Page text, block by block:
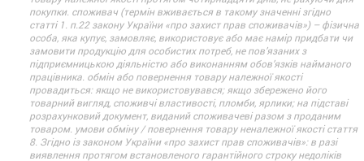
покупки. споживач (термін вживається в такому значенні згідно
статті 1. п.22 закону України «про захист прав споживачів») – фізична
особа, яка купує, замовляє, використовує або має намір придбати чи
замовити продукцію для особистих потреб, не пов’язаних з
підприємницькою діяльністю або виконанням обов’язків найманого
працівника. обмін або повернення товару належної якості
провадиться: якщо не використовувався; якщо збережено його
товарний вигляд, споживчі властивості, пломби, ярлики; на підставі
розрахунковий документ, виданий споживачеві разом з проданим
товаром. умови обміну / повернення товару неналежної якості стаття
8. Згідно із законом України «про захист прав споживачів»: в разі
виявлення протягом встановленого гарантійного строку недоліків